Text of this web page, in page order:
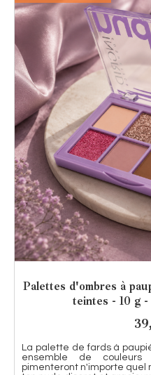
Palettes d'ombres à
teintes - 10 g
La palette de fards à
ensemble de couleurs
pimenteront n'importe quel